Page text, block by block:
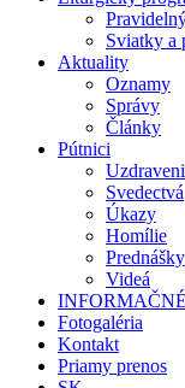
Sviatky a
Aktuality
Oznamy
Správy
Články
Pútnici
Svedectvá
Úkazy
Homílie
Prednášky
Videá
Fotogaléria
Kontakt
Priamy prenos